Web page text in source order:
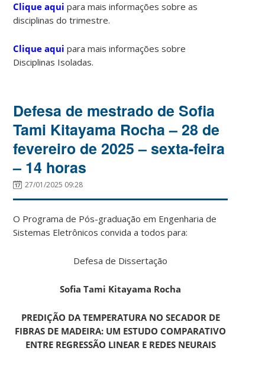
Clique aqui para mais informações sobre as
disciplinas do trimestre.
Clique aqui para mais informações sobre
Disciplinas Isoladas.
Defesa de mestrado de Sofia
Tami Kitayama Rocha – 28 de
fevereiro de 2025 – sexta-feira
– 14 horas
27/01/2025 09:28
O Programa de Pós-graduação em Engenharia de
Sistemas Eletrônicos convida a todos para:
Defesa de Dissertação
Sofia Tami Kitayama Rocha
PREDIÇÃO DA TEMPERATURA NO SECADOR DE
FIBRAS DE MADEIRA: UM ESTUDO COMPARATIVO
ENTRE REGRESSÃO LINEAR E REDES NEURAIS